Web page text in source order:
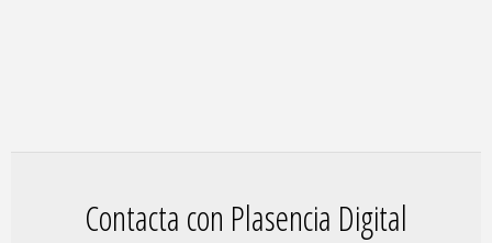
Contacta con Plasencia Digital